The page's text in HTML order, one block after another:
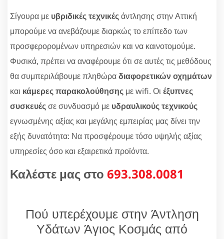
Σίγουρα με υβριδικές τεχνικέςάντλησης στην Αττική
μπορούμε να ανεβάζουμε διαρκώς το επίπεδο των
προσφερορομένων υπηρεσιών και να καινοτομούμε.
Φυσικά, πρέπει να αναφέρουμε ότι σε αυτές τις μεθόδους
θα συμπεριλάβουμε πληθώραδιαφορετικών οχημάτων
και κάμερες παρακολούθησης με wifi. Οι έξυπνες
συσκευέςσε συνδυασμό με υδραυλικούς τεχνικούς
εγνωσμένης αξίας και μεγάλης εμπειρίας μας δίνει την
εξής δυνατότητα: Να προσφέρουμε τόσο υψηλής αξίας
υπηρεσίες όσο και εξαιρετικά προϊόντα.
Καλέστε μας στο 693.308.0081
Πού υπερέχουμε στην Άντληση
Υδάτων Άγιος Κοσμάς από